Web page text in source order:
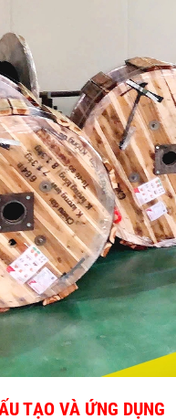
TẠO VÀ ỨNG DỤNG